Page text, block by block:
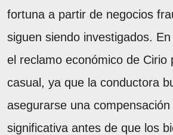
fortuna a partir de negocios
siguen siendo investigados.
el reclamo económico de Cirio
casual, ya que la conductora
asegurarse una
significativa antes de que los